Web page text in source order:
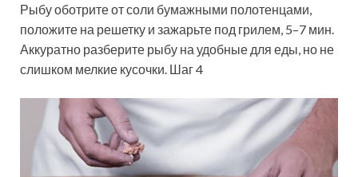
Рыбу оботрите от соли бумажными полотенцами,
положите на решетку и зажарьте под грилем, 5–7 мин.
Аккуратно разберите рыбу на удобные для еды, но не
слишком мелкие кусочки. Шаг 4